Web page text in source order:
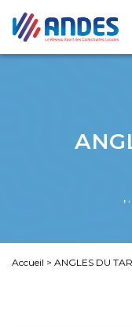
,
Accueil > ANGLES DU